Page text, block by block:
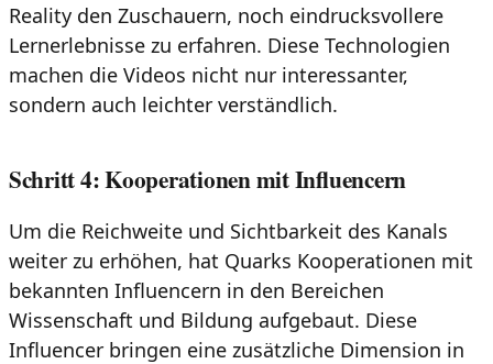
Reality den Zuschauern, noch eindrucksvollere
Lernerlebnisse zu erfahren. Diese Technologien
machen die Videos nicht nur interessanter,
sondern auch leichter verständlich.
Schritt 4: Kooperationen mit Influencern
Um die Reichweite und Sichtbarkeit des Kanals
weiter zu erhöhen, hat Quarks Kooperationen mit
bekannten Influencern in den Bereichen
Wissenschaft und Bildung aufgebaut. Diese
Influencer bringen eine zusätzliche Dimension in